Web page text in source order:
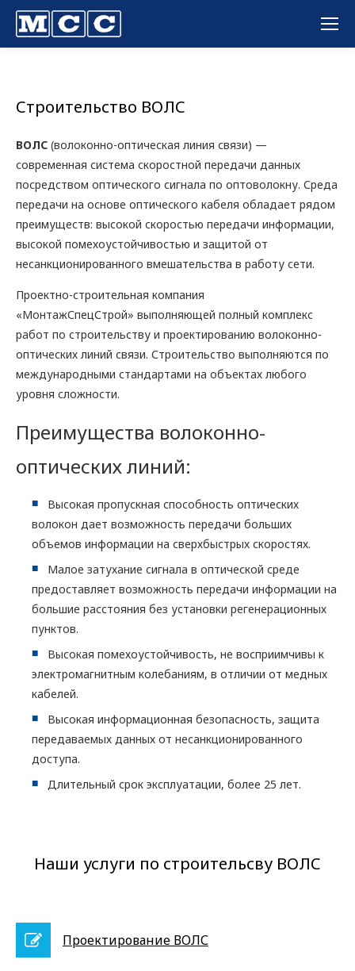
Строительство ВОЛС
ВОЛС (волоконно-оптическая линия связи) —
современная система скоростной передачи данных
посредством оптического сигнала по оптоволокну. Среда
передачи на основе оптического кабеля обладает рядом
преимуществ: высокой скоростью передачи информации,
высокой помехоустойчивостью и защитой от
несанкционированного вмешательства в работу сети.
Проектно-строительная компания
«МонтажСпецСтрой» выполняющей полный комплекс
работ по строительству и проектированию волоконно-
оптических линий связи. Строительство выполняются по
международными стандартами на объектах любого
уровня сложности.
Преимущества волоконно-
оптических линий:
Высокая пропускная способность оптических
волокон дает возможность передачи больших
объемов информации на сверхбыстрых скоростях.
Малое затухание сигнала в оптической среде
предоставляет возможность передачи информации на
большие расстояния без установки регенерационных
пунктов.
Высокая помехоустойчивость, не восприимчивы к
электромагнитным колебаниям, в отличии от медных
кабелей.
Высокая информационная безопасность, защита
передаваемых данных от несанкционированного
доступа.
Длительный срок эксплуатации, более 25 лет.
Наши услуги по строительсву ВОЛС
Проектирование ВОЛС